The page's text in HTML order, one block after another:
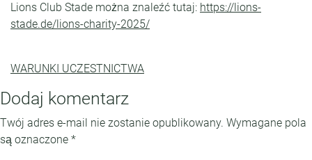
Lions Club Stade można znaleźć tutaj: https://lions-
stade.de/lions-charity-2025/
WARUNKI UCZESTNICTWA
Dodaj komentarz
Twój adres e-mail nie zostanie opublikowany. Wymagane pola
są oznaczone *